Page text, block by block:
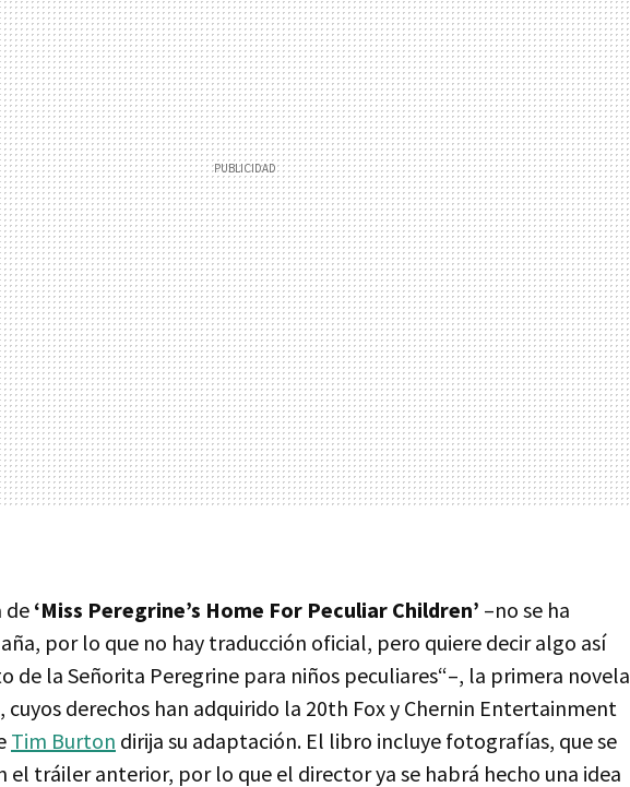
de ‘Miss Peregrine’s Home For Peculiar Children’ –no se ha
por lo que no hay traducción oficial, pero quiere decir algo así
de la Señorita Peregrine para niños peculiares“–, la primera novela
cuyos derechos han adquirido la 20th Fox y Chernin Entertainment
Tim Burton dirija su adaptación. El libro incluye fotografías, que se
el tráiler anterior, por lo que el director ya se habrá hecho una idea